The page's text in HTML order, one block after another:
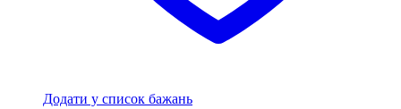
Додати у список бажань